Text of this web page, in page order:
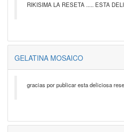
RIKISIMA LA RESETA ..... ESTA
GELATINA MOSAICO
gracias por publicar esta deliciosa